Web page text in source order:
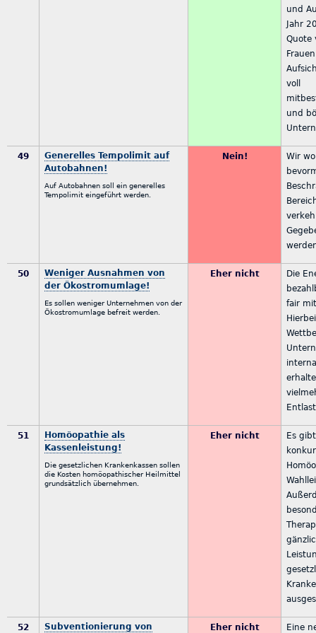
und
Jahr
Quote
voll
und
49
Generelles Tempolimit auf
Autobahnen!
Auf Autobahnen soll ein generelles
Tempolimit eingeführt werden.
Nein!
Wir
50
Weniger Ausnahmen von
der Ökostromumlage!
Es sollen weniger Unternehmen von der
Ökostromumlage befreit werden.
Eher nicht
Die
fair
51
Homöopathie als
Kassenleistung!
Die gesetzlichen Krankenkassen sollen
die Kosten homöopathischer Heilmittel
grundsätzlich übernehmen.
Eher nicht
Es
52
Subventionierung von
Eher nicht
Eine